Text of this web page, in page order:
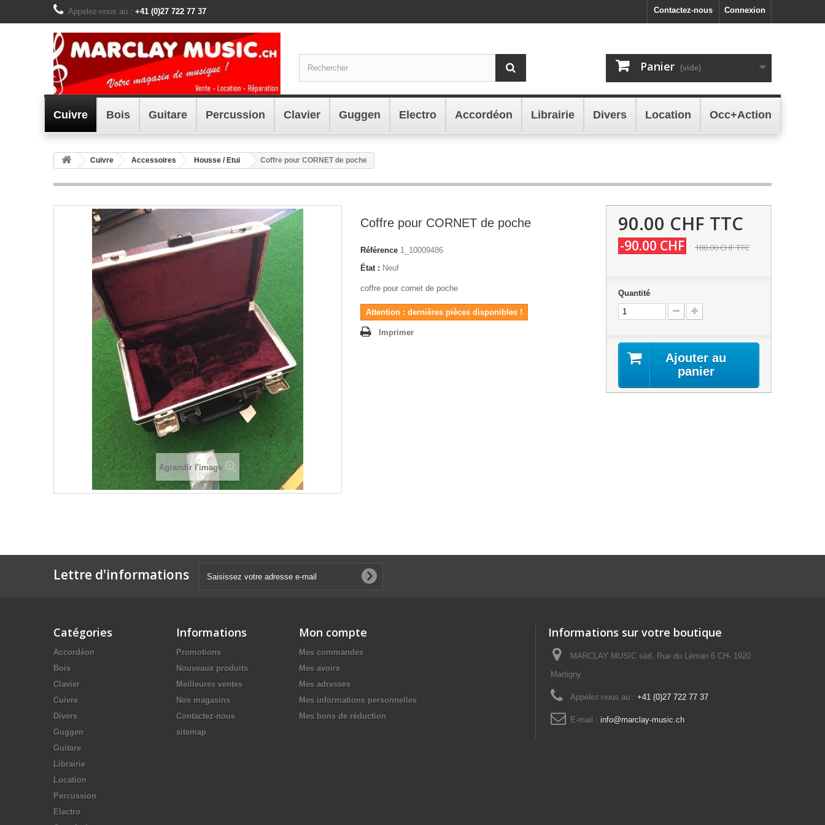
Connexion
Contactez-nous
Appelez-nous au : +41 (0)27 722 77 37
Panier (vide)
Cuivre Bois Guitare Percussion Clavier Guggen Electro Accordéon Librairie Divers Location Occ+Action
Cuivre Accessoires Housse / Etui Coffre pour CORNET de poche
Agrandir l'image
Coffre pour CORNET de poche
Référence 1_10009486
État : Neuf
coffre pour cornet de poche
Attention : dernières pièces disponibles !
Imprimer
90.00 CHF TTC
-90.00 CHF 180.00 CHFTTC
Quantité
Ajouter au
panier
Lettre d'informations
Catégories
Accordéon
Bois
Clavier
Cuivre
Divers
Guggen
Guitare
Librairie
Location
Percussion
Electro
Informations
Promotions
Nouveaux produits
Meilleures ventes
Nos magasins
Contactez-nous
sitemap
Mon compte
Mes commandes
Mes avoirs
Mes adresses
Mes informations personnelles
Mes bons de réduction
Informations sur votre boutique
MARCLAY MUSIC sàrl, Rue du Léman 6 CH- 1920
Martigny
Appelez-nous au : +41 (0)27 722 77 37
E-mail : info@marclay-music.ch